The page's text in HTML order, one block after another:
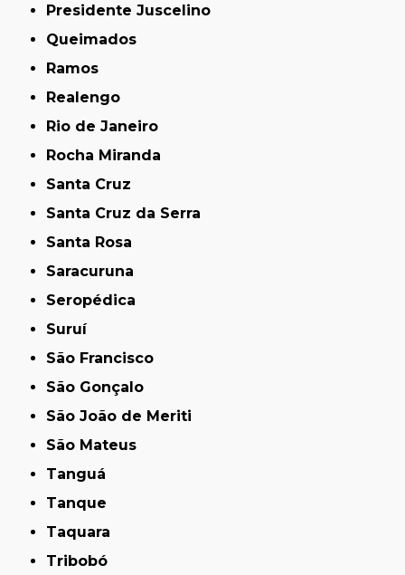
Presidente Juscelino
Queimados
Ramos
Realengo
Rio de Janeiro
Rocha Miranda
Santa Cruz
Santa Cruz da Serra
Santa Rosa
Saracuruna
Seropédica
Suruí
São Francisco
São Gonçalo
São João de Meriti
São Mateus
Tanguá
Tanque
Taquara
Tribobó